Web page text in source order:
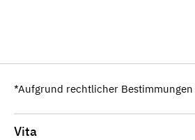
*Aufgrund rechtlicher Bestimmungen
Vita